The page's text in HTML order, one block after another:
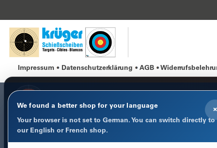
Impressum Datenschutzerklärung AGB
×
We found a better shop for your language
Your browser is not set to German. You can switch directly to
our English or French shop.
COOKIE-HINWEIS
Datenschutz im Fokus